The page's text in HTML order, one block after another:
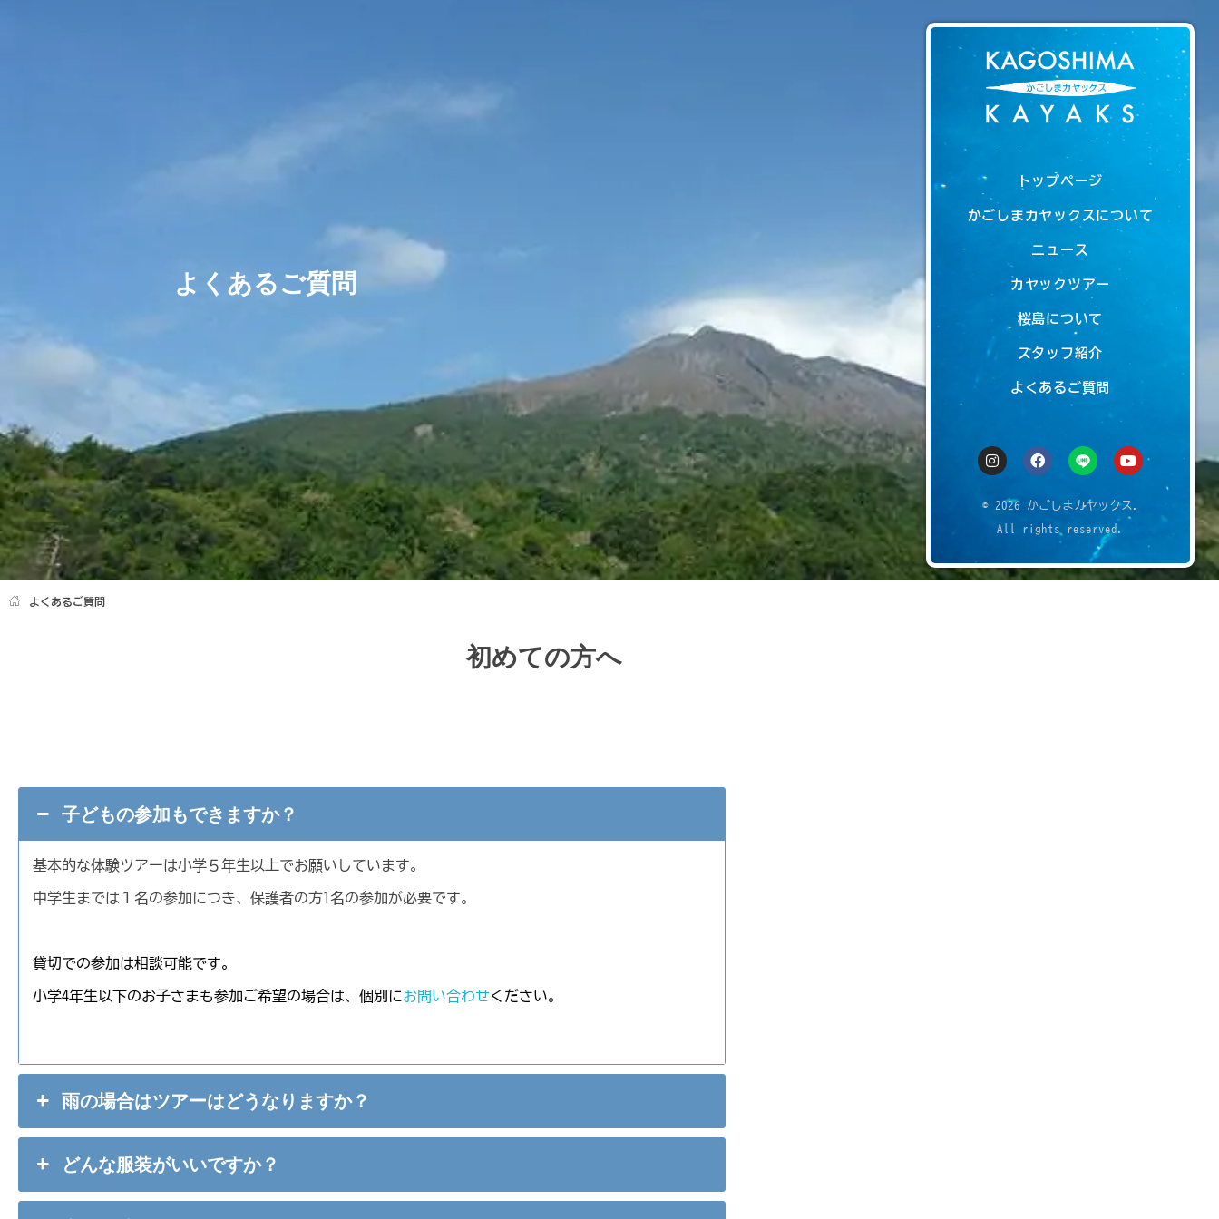
トップページ
かごしまカヤックスについて
ニュース
カヤックツアー
桜島について
スタッフ紹介
よくあるご質問
© 2026 かごしまカヤックス.
All rights reserved.
よくあるご質問
よくあるご質問
初めての方へ
子どもの参加もできますか？
基本的な体験ツアーは小学５年生以上でお願いしています。
中学生までは１名の参加につき、保護者の方1名の参加が必要です。
貸切での参加は相談可能です。
小学4年生以下のお子さまも参加ご希望の場合は、個別にお問い合わせください。
雨の場合はツアーはどうなりますか？
どんな服装がいいですか？